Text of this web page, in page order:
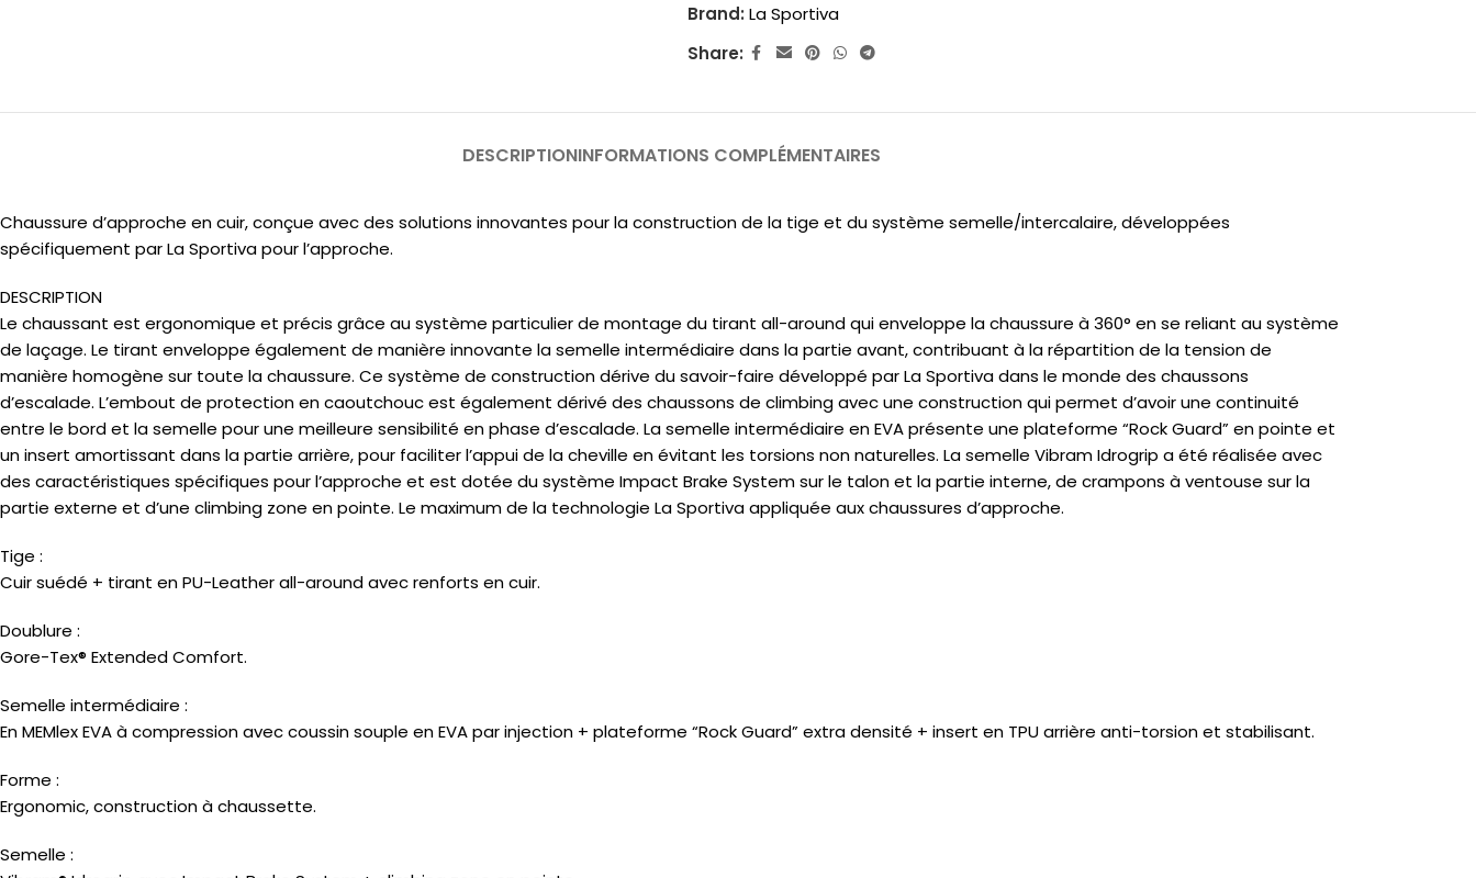
Brand: La Sportiva
Share:
DESCRIPTIONINFORMATIONS COMPLÉMENTAIRES
Chaussure d’approche en cuir, conçue avec des solutions innovantes pour la construction de la tige et du système semelle/intercalaire, développées
spécifiquement par La Sportiva pour l’approche.
DESCRIPTION
Le chaussant est ergonomique et précis grâce au système particulier de montage du tirant all-around qui enveloppe la chaussure à 360° en se reliant au système
de laçage. Le tirant enveloppe également de manière innovante la semelle intermédiaire dans la partie avant, contribuant à la répartition de la tension de
manière homogène sur toute la chaussure. Ce système de construction dérive du savoir-faire développé par La Sportiva dans le monde des chaussons
d’escalade. L’embout de protection en caoutchouc est également dérivé des chaussons de climbing avec une construction qui permet d’avoir une continuité
entre le bord et la semelle pour une meilleure sensibilité en phase d’escalade. La semelle intermédiaire en EVA présente une plateforme “Rock Guard” en pointe et
un insert amortissant dans la partie arrière, pour faciliter l’appui de la cheville en évitant les torsions non naturelles. La semelle Vibram Idrogrip a été réalisée avec
des caractéristiques spécifiques pour l’approche et est dotée du système Impact Brake System sur le talon et la partie interne, de crampons à ventouse sur la
partie externe et d’une climbing zone en pointe. Le maximum de la technologie La Sportiva appliquée aux chaussures d’approche.
Tige :
Cuir suédé + tirant en PU-Leather all-around avec renforts en cuir.
Doublure :
Gore-Tex® Extended Comfort.
Semelle intermédiaire :
En MEMlex EVA à compression avec coussin souple en EVA par injection + plateforme “Rock Guard” extra densité + insert en TPU arrière anti-torsion et stabilisant.
Forme :
Ergonomic, construction à chaussette.
Semelle :